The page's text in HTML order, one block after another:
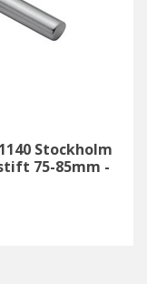
1140 Stockholm
75-85mm -